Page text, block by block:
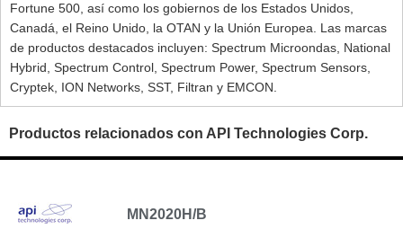
Fortune 500, así como los gobiernos de los Estados Unidos,
Canadá, el Reino Unido, la OTAN y la Unión Europea. Las marcas
de productos destacados incluyen: Spectrum Microondas, National
Hybrid, Spectrum Control, Spectrum Power, Spectrum Sensors,
Cryptek, ION Networks, SST, Filtran y EMCON.
Productos relacionados con API Technologies Corp.
MN2020H/B